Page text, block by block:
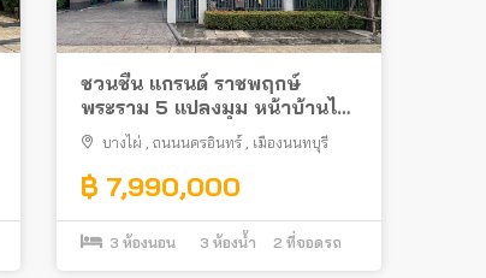
ชวนชื่น แกรนด์ ราชพฤกษ์
พระราม 5 แปลงมุม หน้าบ้านไม่
ชนใคร ทำเลดีติดถนนนครอินทร์
บางไผ่ , ถนนนครอินทร์ , เมืองนนทบุรี
฿ 7,990,000
3 ห้องนอน 3 ห้องน้ำ 2 ที่จอดรถ